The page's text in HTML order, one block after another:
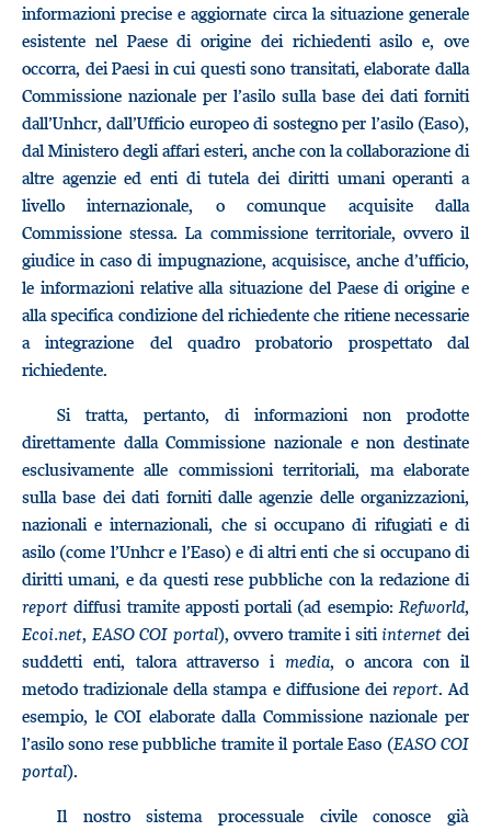
informazioni precise e aggiornate circa la situazione generale
esistente nel Paese di origine dei richiedenti asilo e, ove
occorra, dei Paesi in cui questi sono transitati, elaborate dalla
Commissione nazionale per l’asilo sulla base dei dati forniti
dall’Unhcr, dall’Ufficio europeo di sostegno per l’asilo (Easo),
dal Ministero degli affari esteri, anche con la collaborazione di
altre agenzie ed enti di tutela dei diritti umani operanti a
livello internazionale, o comunque acquisite dalla
Commissione stessa. La commissione territoriale, ovvero il
giudice in caso di impugnazione, acquisisce, anche d’ufficio,
le informazioni relative alla situazione del Paese di origine e
alla specifica condizione del richiedente che ritiene necessarie
a integrazione del quadro probatorio prospettato dal
richiedente.
Si tratta, pertanto, di informazioni non prodotte
direttamente dalla Commissione nazionale e non destinate
esclusivamente alle commissioni territoriali, ma elaborate
sulla base dei dati forniti dalle agenzie delle organizzazioni,
nazionali e internazionali, che si occupano di rifugiati e di
asilo (come l’Unhcr e l’Easo) e di altri enti che si occupano di
diritti umani, e da questi rese pubbliche con la redazione di
report diffusi tramite apposti portali (ad esempio:Refworld,
Ecoi.net, EASO COI portal), ovvero tramite i sitiinternet dei
suddetti enti, talora attraverso i media, o ancora con il
metodo tradizionale della stampa e diffusione dei report. Ad
esempio, le COI elaborate dalla Commissione nazionale per
l’asilo sono rese pubbliche tramite il portale Easo (EASO COI
portal).
Il nostro sistema processuale civile conosce già